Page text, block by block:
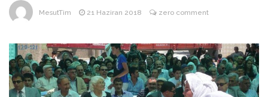
23 Mart 2026
MesutTim 21 Haziran 2018 zero comment